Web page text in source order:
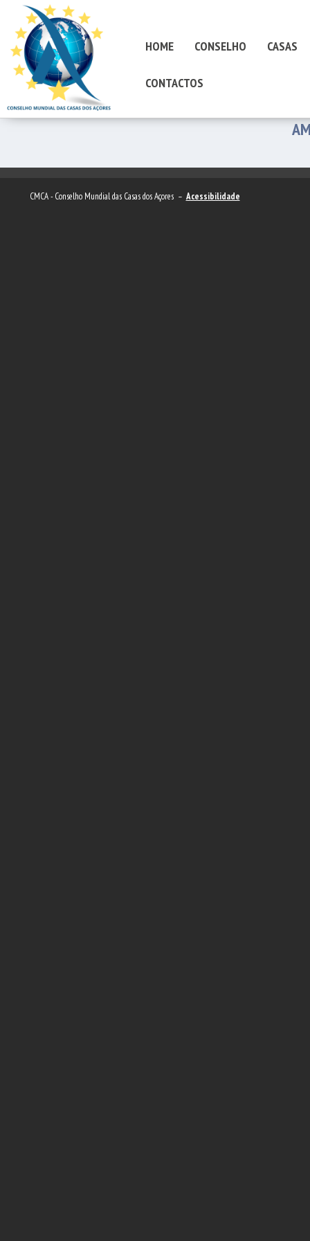
HOME CONSELHO CASAS
CONTACTOS
CMCA - Conselho Mundial das Casas dos Açores – Acessibilidade